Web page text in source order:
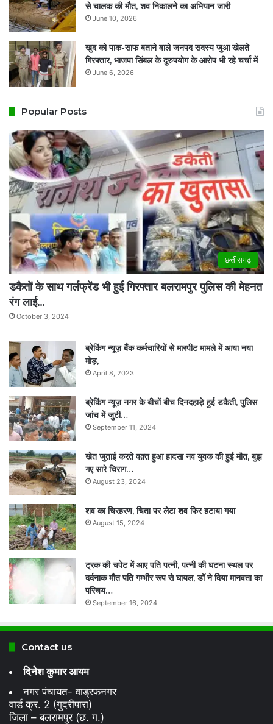
से चालक की मौत, शव निकालने का अभियान जारी
June 10, 2026
खुद को पाक-साफ बताने वाले जनपद सदस्य जुआ खेलते
गिरफ्तार, भाजपा सिंबल के दुरुपयोग के आरोप भी रहे चर्चा में
June 6, 2026
Popular Posts
छत्तीसगढ़
डकैतों के साथ गर्लफ्रेंड भी हुई गिरफ्तार बलरामपुर पुलिस की मेहनत
रंग लाई…
October 3, 2024
ब्रेकिंग न्यूज़ बैंक कर्मचारियों से मारपीट मामले में आया नया
मोड़,
April 8, 2023
ब्रेकिंग न्यूज़ नगर के बीचों बीच दिनदहाड़े हुई डकैती, पुलिस
जांच में जुटी…
September 11, 2024
खेत जुताई करते वक़्त हुआ हादसा नव युवक की हुई मौत, बुझ
गए सारे चिराग…
August 23, 2024
शव का चिरहरण, चिता पर लेटा शव फिर हटाया गया
August 15, 2024
ट्रक की चपेट में आए पति पत्नी, पत्नी की घटना स्थल पर
दर्दनाक मौत पति गम्भीर रूप से घायल, डॉ ने दिया मानवता का
परिचय…
September 16, 2024
Contact us
दिनेश कुमार आयम
नगर पंचायत- वाड्रफनगर
वार्ड क्र. 2 (गुदरीपारा)
जिला – बलरामपुर (छ. ग.)